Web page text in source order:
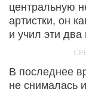
центральную
артистки, он
и учил эти два
В последнее
не снималась